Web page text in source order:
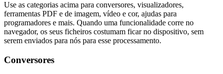
Use as categorias acima para conversores, visualizadores,
ferramentas PDF e de imagem, vídeo e cor, ajudas para
programadores e mais. Quando uma funcionalidade corre no
navegador, os seus ficheiros costumam ficar no dispositivo, sem
serem enviados para nós para esse processamento.
Conversores